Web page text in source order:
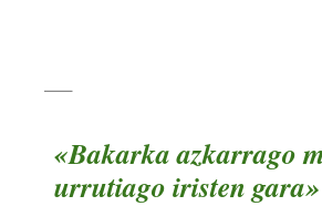
—
«Bakarka azkarrago
urrutiago iristen gara»